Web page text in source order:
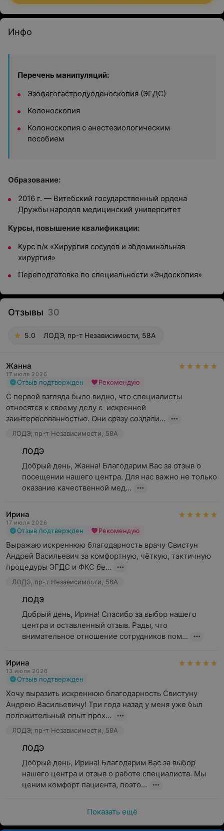
Инфо
Перечень манипуляций:
Эзофагогастродуоденоскопия (ЭГДС)
Колоноскопия
Колоноскопия с анестезиологическим
пособием
Образование:
2016 г. — Витебский государственный ордена
Дружбы народов медицинский университет
Курсы, повышение квалификации:
Курс п/к «Хирургия сосудов и абдоминальная
хирургия»
Переподготовка по специальности «Эндоскопия»
Отзывы 30
5.0 ЛОДЭ, пр-т Независимости, 58А
Жанна
17 июля 2026
Отзыв подтвержден Рекомендую
С первой взгляда было видно, что специалисты
относятся к своему делу с  искренней
заинтересованностью. Они сразу создали...
ЛОДЭ, пр-т Независимости, 58А
ЛОДЭ
Добрый день, Жанна! Благодарим Вас за отзыв о
посещении нашего центра. Для нас важно не только
оказание качественной мед...
Ирина
17 июля 2026
Отзыв подтвержден Рекомендую
Выражаю искреннюю благодарность врачу Свистун
Андрей Васильевич за комфортную, чёткую, тактичную
процедуры ЭГДС и ФКС бе...
ЛОДЭ, пр-т Независимости, 58А
ЛОДЭ
Добрый день, Ирина! Спасибо за выбор нашего
центра и оставленный отзыв. Рады, что
внимательное отношение сотрудников пом...
Ирина
13 июля 2026
Отзыв подтвержден
Хочу выразить искреннюю благодарность Свистуну
Андрею Васильевичу! Три года назад у меня уже был
положительный опыт прох...
ЛОДЭ, пр-т Независимости, 58А
ЛОДЭ
Добрый день, Ирина! Благодарим Вас за выбор
нашего центра и отзыв о работе специалиста. Мы
ценим комфорт пациента, поэто...
Показать ещё